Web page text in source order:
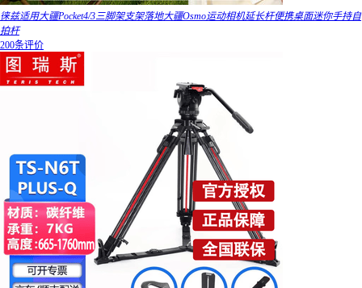
徕兹适用大疆Pocket4/3三脚架支架落地大疆Osmo运动相机延长杆便携桌面迷你手持自
拍杆
200条评价